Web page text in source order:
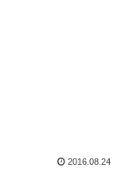
2016.08.24